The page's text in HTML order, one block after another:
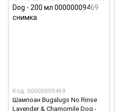
Код: 00000009469
Шампоан Bugalugs No Rinse
Lavender & Chamomile Dog -